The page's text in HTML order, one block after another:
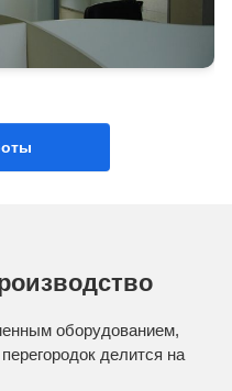
оборудованием,
делится на